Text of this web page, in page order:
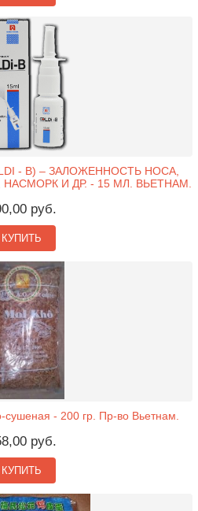
- B) – ЗАЛОЖЕННОСТЬ НОСА,
И ДР. - 15 МЛ. ВЬЕТНАМ.
руб.
КУПИТЬ
сушеная - 200 гр. Пр-во Вьетнам.
руб.
КУПИТЬ